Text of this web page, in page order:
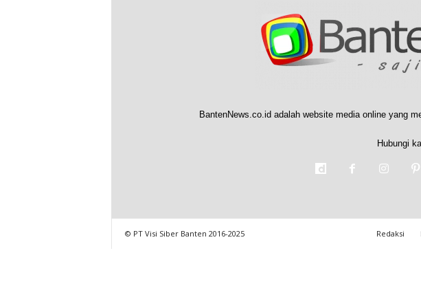
BantenNews.co.id adalah website media online yang
Hubungi
Redaksi
© PT Visi Siber Banten 2016-2025